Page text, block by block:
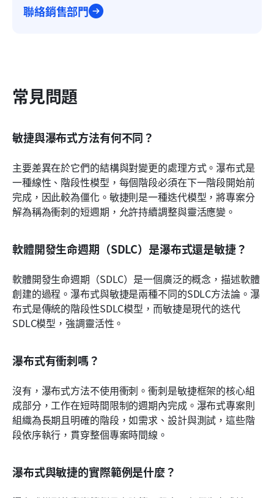
聯絡銷售部門
常見問題
敏捷與瀑布式方法有何不同？
主要差異在於它們的結構與對變更的處理方式。瀑布式是
一種線性、階段性模型，每個階段必須在下一階段開始前
完成，因此較為僵化。敏捷則是一種迭代模型，將專案分
解為稱為衝刺的短週期，允許持續調整與靈活應變。
軟體開發生命週期（SDLC）是瀑布式還是敏捷？
軟體開發生命週期（SDLC）是一個廣泛的概念，描述軟體
創建的過程。瀑布式與敏捷是兩種不同的SDLC方法論。瀑
布式是傳統的階段性SDLC模型，而敏捷是現代的迭代
SDLC模型，強調靈活性。
瀑布式有衝刺嗎？
沒有，瀑布式方法不使用衝刺。衝刺是敏捷框架的核心組
成部分，工作在短時間限制的週期內完成。瀑布式專案則
組織為長期且明確的階段，如需求、設計與測試，這些階
段依序執行，貫穿整個專案時間線。
瀑布式與敏捷的實際範例是什麼？